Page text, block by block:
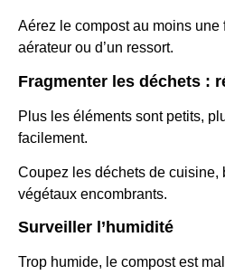
Aérez le compost au moins une
aérateur ou d’un ressort.
Fragmenter les déchets :
Plus les éléments sont petits,
facilement.
Coupez les déchets de cuisine,
végétaux encombrants.
Surveiller l’humidité
Trop humide, le compost est